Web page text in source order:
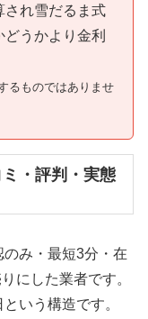
され雪だるま式
うかより金利
るものではありませ
・評判・実態
み・最短3分・在
にした業者です。
いう構造です。